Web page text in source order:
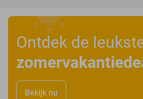
Ontdek de
Bekijk nu